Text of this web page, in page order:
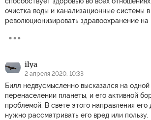
очистка воды и канализационные системы
революционизировать здравоохранение на
ilya
2 апреля 2020, 10:33
Билл недвусмысленно высказался на
перенаселении планеты, и его активной
проблемой. В свете этого направления его
нужно рассматривать его вред или пользу.